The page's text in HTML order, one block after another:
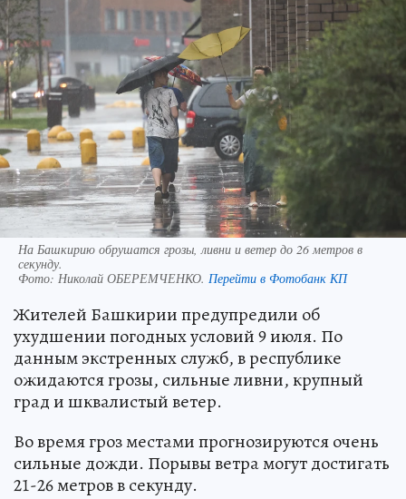
На Башкирию обрушатся грозы, ливни и ветер до 26 метров в
секунду.
Фото: Николай ОБЕРЕМЧЕНКО. Перейти в Фотобанк КП
Жителей Башкирии предупредили об
ухудшении погодных условий 9 июля. По
данным экстренных служб, в республике
ожидаются грозы, сильные ливни, крупный
град и шквалистый ветер.
Во время гроз местами прогнозируются очень
сильные дожди. Порывы ветра могут достигать
21-26 метров в секунду.